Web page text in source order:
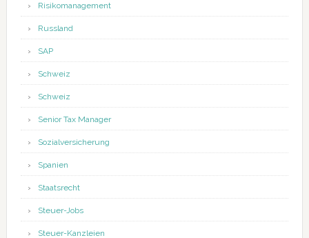
Risikomanagement
Russland
SAP
Schweiz
Schweiz
Senior Tax Manager
Sozialversicherung
Spanien
Staatsrecht
Steuer-Jobs
Steuer-Kanzleien